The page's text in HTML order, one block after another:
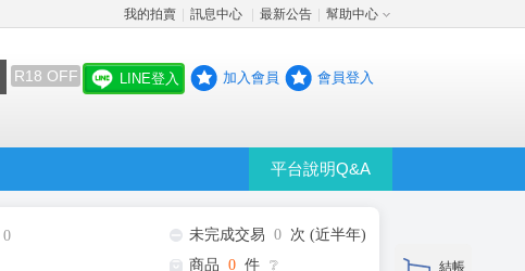
我的拍賣 訊息中心 最新公告 幫助中心
R18 OFF LINE登入 加入會員 會員登入
平台說明Q&A
結帳
0 未完成交易 0 次 (近半年)
商品 0 件 ❔